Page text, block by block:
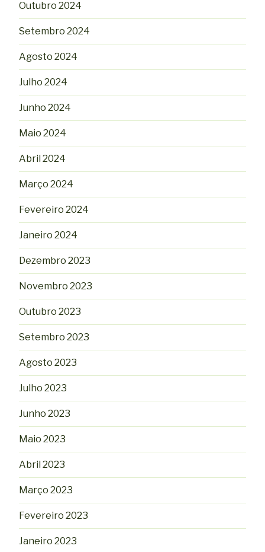
Outubro 2024
Setembro 2024
Agosto 2024
Julho 2024
Junho 2024
Maio 2024
Abril 2024
Março 2024
Fevereiro 2024
Janeiro 2024
Dezembro 2023
Novembro 2023
Outubro 2023
Setembro 2023
Agosto 2023
Julho 2023
Junho 2023
Maio 2023
Abril 2023
Março 2023
Fevereiro 2023
Janeiro 2023